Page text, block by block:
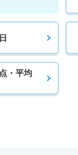
・平均